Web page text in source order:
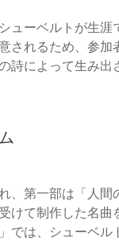
ューベルトが生
されるため、参
詩によって生み
、第一部は「人
けて制作した名
では、シューベル